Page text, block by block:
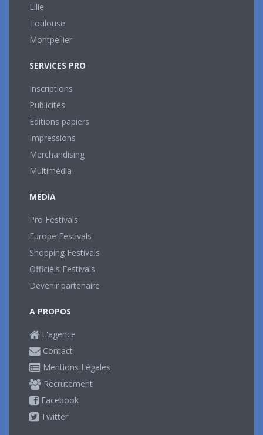
Lille
Toulouse
Montpellier
SERVICES PRO
Inscriptions
Publicités
Editions papiers
Impressions
Merchandising
Multimédia
MEDIA
Pro Festivals
Europe Festivals
Shopping Festivals
Officiels Festivals
Devenir partenaire
A PROPOS
L'agence
Contact
Mentions Légales
Recrutement
Facebook
Twitter